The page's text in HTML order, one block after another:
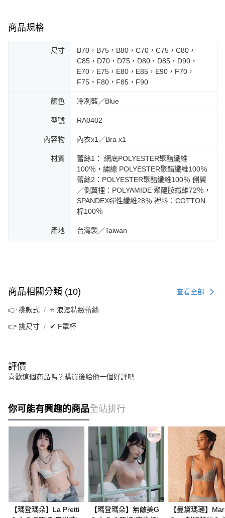
商品規格
尺寸
B70，B75，B80，C70，C75，C80，
C85，D70，D75，D80，D85，D90，
E70，E75，E80，E85，E90，F70，
F75，F80，F85，F90
顏色 冷冽藍／Blue
型號 RA0402
內容物 內衣x1／Bra x1
材質
蕾絲1： 網底POLYESTER聚酯纖維
100％，繡線 POLYESTER聚酯纖維100％
蕾絲2：POLYESTER聚酯纖維100％ 側翼
／側翼裡：POLYAMIDE 聚醯胺纖維72％，
SPANDEX彈性纖維28％ 裡料：COTTON
棉100％
產地 台灣製／Taiwan
商品相關分類 (10) 查看全部
👉 挑款式 ⭐ 浪漫精緻蕾絲
👉 挑尺寸 ✔ F罩杯
評價
喜歡這個商品嗎？購買後給他一個好評吧
你可能有興趣的商品全站排行
【瑪登瑪朵】La Pretti
【瑪登瑪朵】無敵美G
【曼黛瑪璉】